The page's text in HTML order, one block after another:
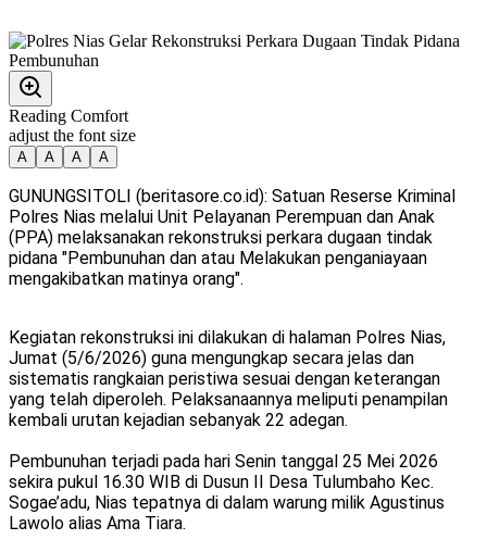
Reading Comfort
adjust the font size
A A A A
GUNUNGSITOLI (beritasore.co.id): Satuan Reserse Kriminal
Polres Nias melalui Unit Pelayanan Perempuan dan Anak
(PPA) melaksanakan rekonstruksi perkara dugaan tindak
pidana "Pembunuhan dan atau Melakukan penganiayaan
mengakibatkan matinya orang".
Kegiatan rekonstruksi ini dilakukan di halaman Polres Nias,
Jumat (5/6/2026) guna mengungkap secara jelas dan
sistematis rangkaian peristiwa sesuai dengan keterangan
yang telah diperoleh. Pelaksanaannya meliputi penampilan
kembali urutan kejadian sebanyak 22 adegan.
Pembunuhan terjadi pada hari Senin tanggal 25 Mei 2026
sekira pukul 16.30 WIB di Dusun II Desa Tulumbaho Kec.
Sogae’adu, Nias tepatnya di dalam warung milik Agustinus
Lawolo alias Ama Tiara.